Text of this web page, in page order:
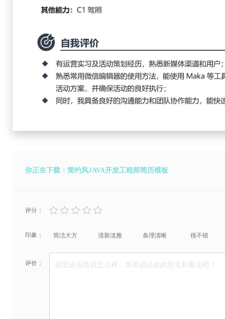
你正在下载：简约风JAVA开发工程师简历模板
评分：
印象： 简洁大方 清新淡雅 条理清晰 很不错
评价：